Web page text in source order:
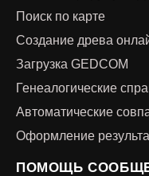
Поиск по карте
Создание древа
Загрузка GEDCOM
Генеалогические
Автоматические
Оформление
ПОМОЩЬ